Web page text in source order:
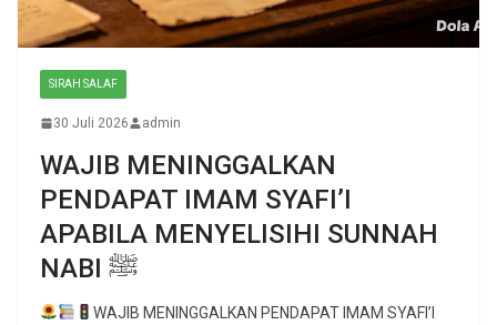
SIRAH SALAF
30 Juli 2026 admin
WAJIB MENINGGALKAN
PENDAPAT IMAM SYAFI’I
APABILA MENYELISIHI SUNNAH
NABI ﷺ
WAJIB MENINGGALKAN PENDAPAT IMAM SYAFI’I